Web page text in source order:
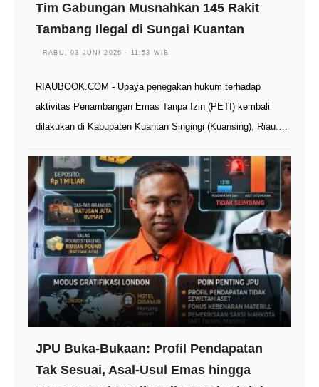
Tim Gabungan Musnahkan 145 Rakit
Tambang Ilegal di Sungai Kuantan
RABU, 03 JUNI 2026 - 11:53 WIB
RIAUBOOK.COM - Upaya penegakan hukum terhadap
aktivitas Penambangan Emas Tanpa Izin (PETI) kembali
dilakukan di Kabupaten Kuantan Singingi (Kuansing), Riau.…
JPU Buka-Bukaan: Profil Pendapatan
Tak Sesuai, Asal-Usul Emas hingga